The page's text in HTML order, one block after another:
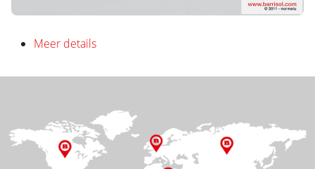
Meer details